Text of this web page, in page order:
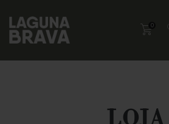
LOJA